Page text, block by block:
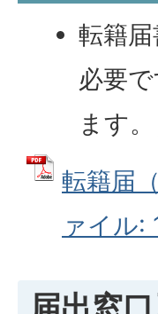
転籍
必要
ます。
転籍届
ァイル:
届出窓